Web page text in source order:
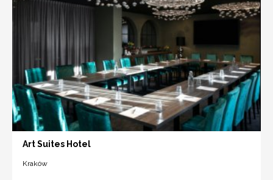
Art Suites Hotel
Kraków